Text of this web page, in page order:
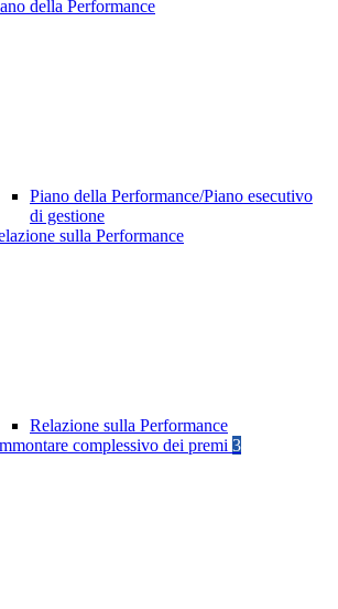
della Performance
Piano della Performance/Piano esecutivo
di gestione
sulla Performance
Relazione sulla Performance
complessivo dei premi 3